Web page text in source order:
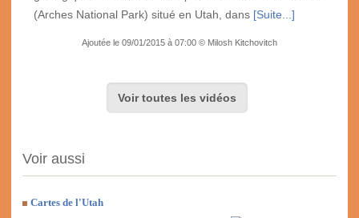
(Arches National Park) situé en Utah, dans [Suite...]
Ajoutée le 09/01/2015 à 07:00 © Milosh Kitchovitch
Voir toutes les vidéos
Voir aussi
Cartes de l'Utah